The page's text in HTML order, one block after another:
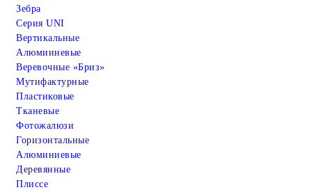
Зебра
Серия UNI
Вертикальные
Алюмииневые
Веревочные «Бриз»
Мутифактурные
Пластиковые
Тканевые
Фотожалюзи
Горизонтальные
Алюминиевые
Деревянные
Плиссе